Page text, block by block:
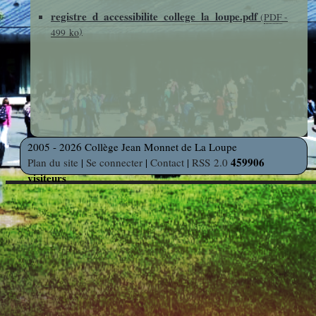
photos
Découverte
des
Métiers
Découverte
Professionnelle
Education
Musicale
Des Arts
Voyages
et Sorties
indépendants
registre_d_accessibilite_college_la_loupe.pdf (PDF-
499 ko)
2005 - 2026 Collège Jean Monnet de La Loupe
Plan du site | Se connecter | Contact | RSS 2.0 459906
visiteurs